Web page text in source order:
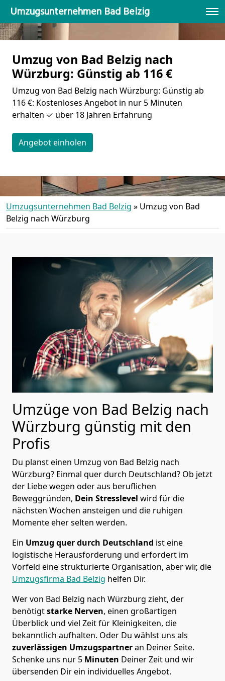
Umzugsunternehmen Bad Belzig
Umzug von Bad Belzig nach
Würzburg: Günstig ab 116 €
Umzug von Bad Belzig nach Würzburg: Günstig ab
116 €: Kostenloses Angebot in nur 5 Minuten
erhalten ✓ über 18 Jahren Erfahrung
Angebot einholen
Umzugsunternehmen Bad Belzig » Umzug von Bad
Belzig nach Würzburg
Umzüge von Bad Belzig nach
Würzburg günstig mit den
Profis
Du planst einen Umzug von Bad Belzig nach
Würzburg? Einmal quer durch Deutschland? Ob jetzt
der Liebe wegen oder aus beruflichen
Beweggründen, Dein Stresslevel wird für die
nächsten Wochen ansteigen und die ruhigen
Momente eher selten werden.
Ein Umzug quer durch Deutschland ist eine
logistische Herausforderung und erfordert im
Vorfeld eine strukturierte Organisation, aber wir, die
Umzugsfirma Bad Belzig helfen Dir.
Wer von Bad Belzig nach Würzburg zieht, der
benötigtstarke Nerven, einen großartigen
Überblick und viel Zeit für Kleinigkeiten, die
bekanntlich aufhalten. Oder Du wählst uns als
zuverlässigen Umzugspartneran Deiner Seite.
Schenke uns nur 5 Minuten Deiner Zeit und wir
übersenden Dir ein individuelles Angebot.